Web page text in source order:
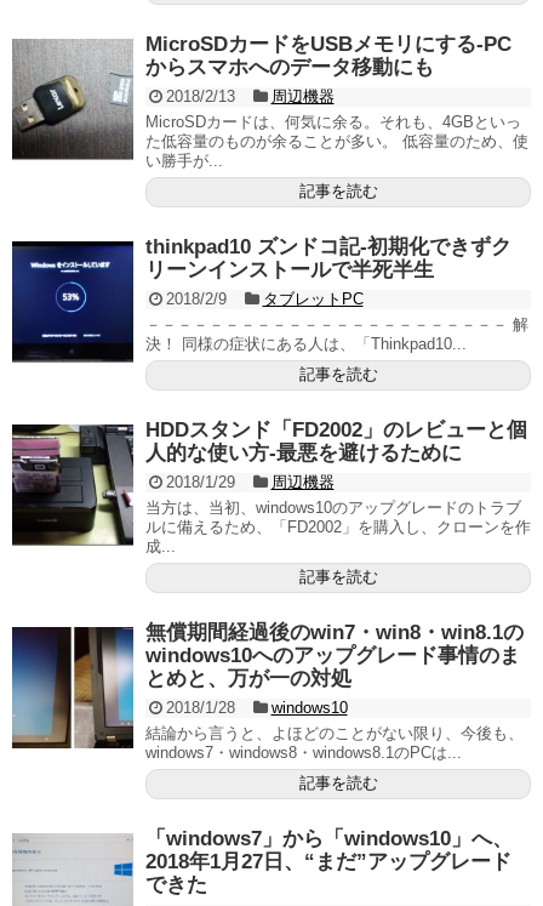
MicroSDカードをUSBメモリにする‐PC
からスマホへのデータ移動にも
2018/2/13
周辺機器
MicroSDカードは、何気に余る。それも、4GBといっ
た低容量のものが余ることが多い。 低容量のため、使
い勝手が...
記事を読む
thinkpad10 ズンドコ記‐初期化できずク
リーンインストールで半死半生
2018/2/9
タブレットPC
－－－－－－－－－－－－－－－－－－－－－－－ 解
決！ 同様の症状にある人は、「Thinkpad10...
記事を読む
HDDスタンド「FD2002」のレビューと個
人的な使い方‐最悪を避けるために
2018/1/29
周辺機器
当方は、当初、windows10のアップグレードのトラブ
ルに備えるため、「FD2002」を購入し、クローンを作
成...
記事を読む
無償期間経過後のwin7・win8・win8.1の
windows10へのアップグレード事情のま
とめと、万が一の対処
2018/1/28
windows10
結論から言うと、よほどのことがない限り、今後も、
windows7・windows8・windows8.1のPCは...
記事を読む
「windows7」から「windows10」へ、
2018年1月27日、“まだ”アップグレード
できた